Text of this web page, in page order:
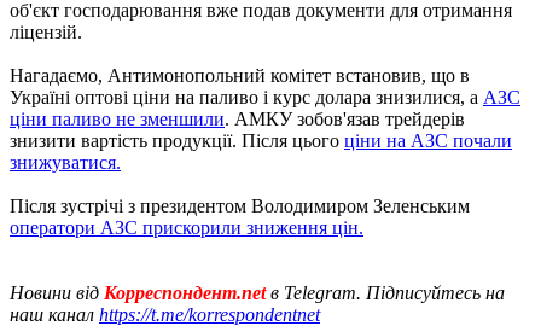
об'єкт господарювання вже подав документи для отримання
ліцензій.
Нагадаємо, Антимонопольний комітет встановив, що в
Україні оптові ціни на паливо і курс долара знизилися, а АЗС
ціни паливо не зменшили. АМКУ зобов'язав трейдерів
знизити вартість продукції. Після цього ціни на АЗС почали
знижуватися.
Після зустрічі з президентом Володимиром Зеленським
оператори АЗС прискорили зниження цін.
Новини від Корреспондент.netв Telegram. Підписуйтесь на
наш канал https://t.me/korrespondentnet